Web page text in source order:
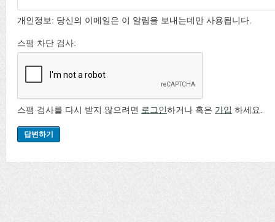
개인정보: 당신의 이메일은 이 알림을 보내는데만 사용됩니다.
스팸 차단 검사:
스팸 검사를 다시 받지 않으려면 로그인하거나 혹은 가입 하세요.